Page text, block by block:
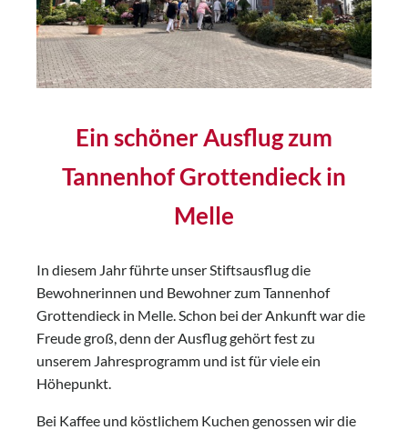
Ein schöner Ausflug zum
Tannenhof Grottendieck in
Melle
In diesem Jahr führte unser Stiftsausflug die
Bewohnerinnen und Bewohner zum Tannenhof
Grottendieck in Melle. Schon bei der Ankunft war die
Freude groß, denn der Ausflug gehört fest zu
unserem Jahresprogramm und ist für viele ein
Höhepunkt.
Bei Kaffee und köstlichem Kuchen genossen wir die